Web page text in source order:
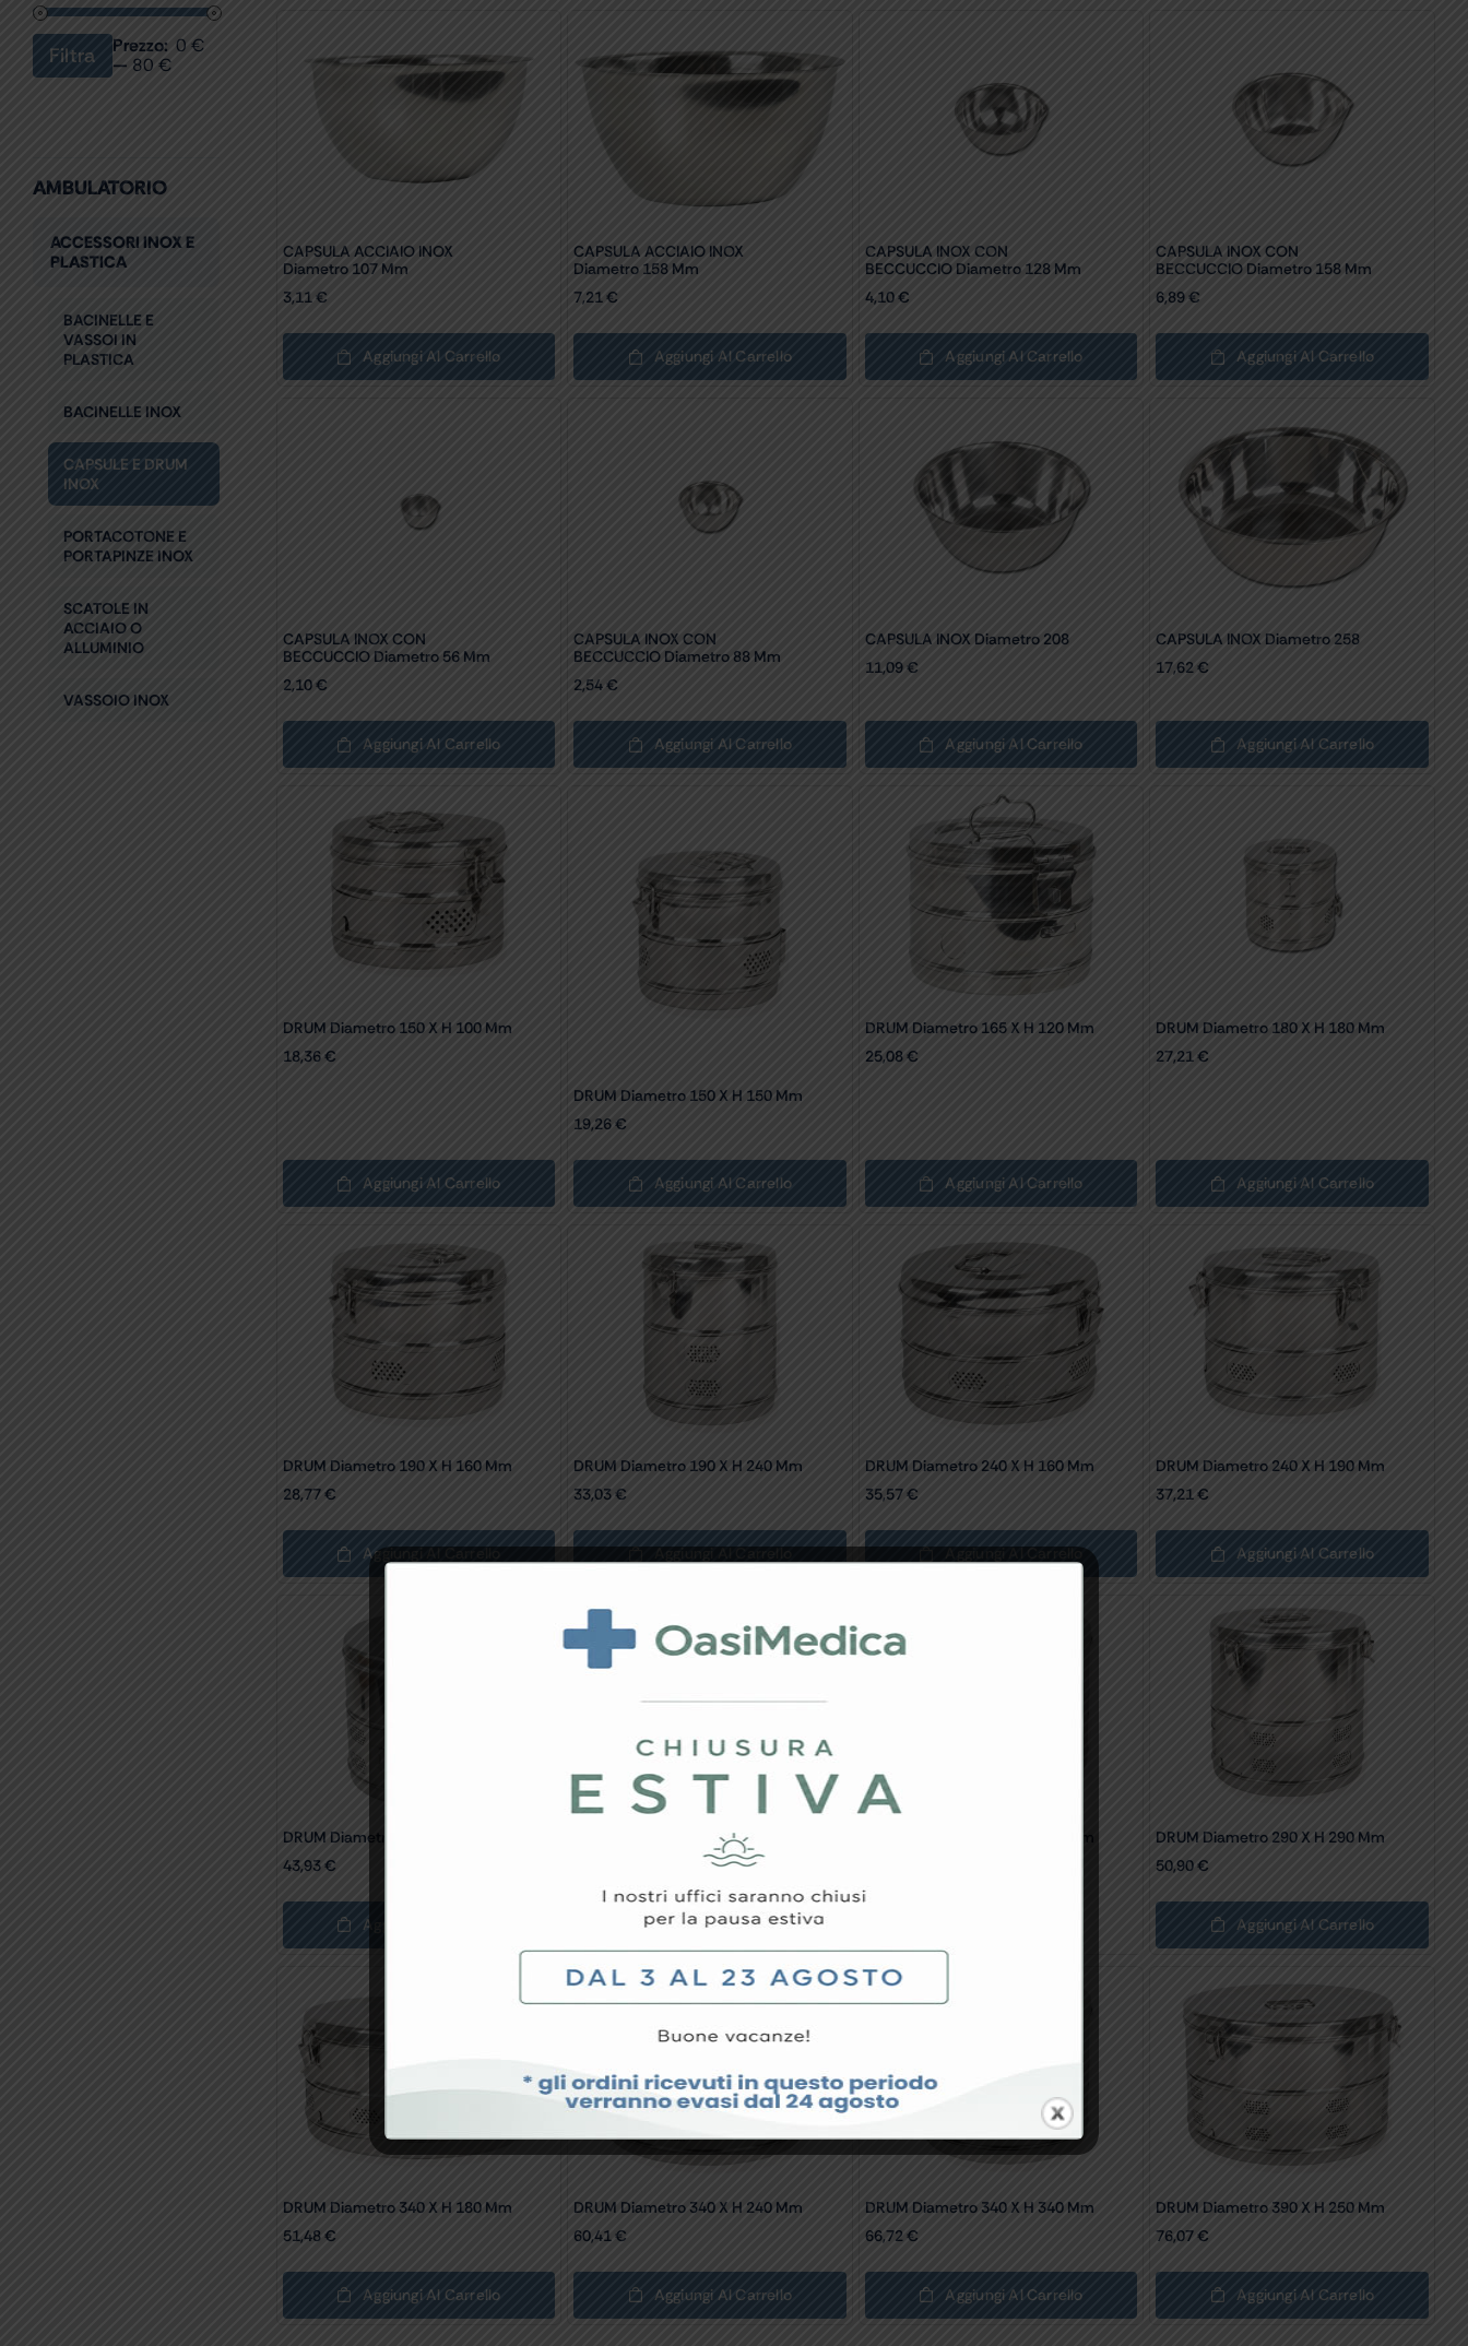
Prezzo
Min
Prezzo
Max
Filtra Prezzo: 0 €
— 80 €
AMBULATORIO
ACCESSORI INOX E
PLASTICA
BACINELLE E
VASSOI IN
PLASTICA
BACINELLE INOX
CAPSULE E DRUM
INOX
PORTACOTONE E
PORTAPINZE INOX
SCATOLE IN
ACCIAIO O
ALLUMINIO
VASSOIO INOX
CAPSULA ACCIAIO INOX
Diametro 107 Mm
3,11 €
Aggiungi Al Carrello
CAPSULA ACCIAIO INOX
Diametro 158 Mm
7,21€
Aggiungi Al Carrello
CAPSULA INOX CON
BECCUCCIO Diametro 128 Mm
4,10€
Aggiungi Al Carrello
CAPSULA INOX CON
BECCUCCIO Diametro 158 Mm
6,89€
Aggiungi Al Carrello
CAPSULA INOX CON
BECCUCCIO Diametro 56 Mm
2,10€
Aggiungi Al Carrello
CAPSULA INOX CON
BECCUCCIO Diametro 88 Mm
2,54€
Aggiungi Al Carrello
CAPSULA INOX Diametro 208
11,09 €
Aggiungi Al Carrello
CAPSULA INOX Diametro 258
17,62€
Aggiungi Al Carrello
DRUM Diametro 150 X H 100 Mm
18,36 €
Aggiungi Al Carrello
DRUM Diametro 150 X H 150 Mm
19,26€
Aggiungi Al Carrello
DRUM Diametro 165 X H 120 Mm
25,08€
Aggiungi Al Carrello
DRUM Diametro 180 X H 180 Mm
27,21€
Aggiungi Al Carrello
DRUM Diametro 190 X H 160 Mm
28,77€
Aggiungi Al Carrello
DRUM Diametro 190 X H 240 Mm
33,03 €
Aggiungi Al Carrello
DRUM Diametro 240 X H 160 Mm
35,57€
Aggiungi Al Carrello
DRUM Diametro 240 X H 190 Mm
37,21€
Aggiungi Al Carrello
DRUM Diametro 240 X H 240 Mm
43,93€
Aggiungi Al Carrello
DRUM Diametro 290 X H 160 Mm
Aggiungi Al Carrello
DRUM Diametro 290 X H 240 Mm
DRUM Diametro 290 X H 290 Mm
50,90€
Aggiungi Al Carrello
DRUM Diametro 340 X H 180 Mm
51,48 €
Aggiungi Al Carrello
DRUM Diametro 340 X H 240 Mm
60,41€
Aggiungi Al Carrello
DRUM Diametro 340 X H 340 Mm
66,72€
Aggiungi Al Carrello
DRUM Diametro 390 X H 250 Mm
76,07€
Aggiungi Al Carrello